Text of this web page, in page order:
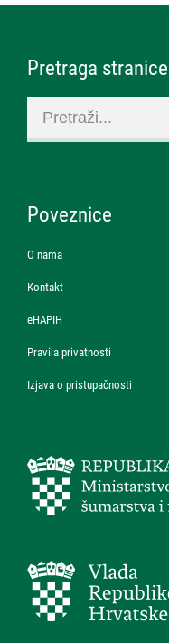
Pretraga stranice
Poveznice
O nama
Kontakt
eHAPIH
Pravila privatnosti
Izjava o pristupačnosti